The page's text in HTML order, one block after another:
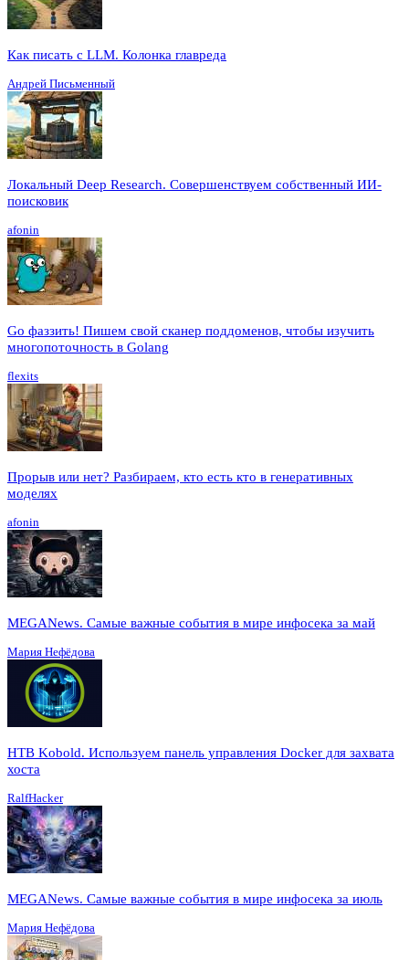
Как писать с LLM. Колонка главреда
Андрей Письменный
Локальный Deep Research. Совершенствуем собственный ИИ-
поисковик
afonin
Go фаззить! Пишем свой сканер поддоменов, чтобы изучить
многопоточность в Golang
flexits
Прорыв или нет? Разбираем, кто есть кто в генеративных
моделях
afonin
MEGANews. Cамые важные события в мире инфосека за май
Мария Нефёдова
HTB Kobold. Используем панель управления Docker для захвата
хоста
RalfHacker
MEGANews. Cамые важные события в мире инфосека за июль
Мария Нефёдова